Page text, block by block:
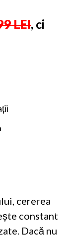
LEI, ci
cererea
constant
Dacă nu